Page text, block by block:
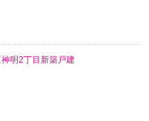
明2丁目新築戸建